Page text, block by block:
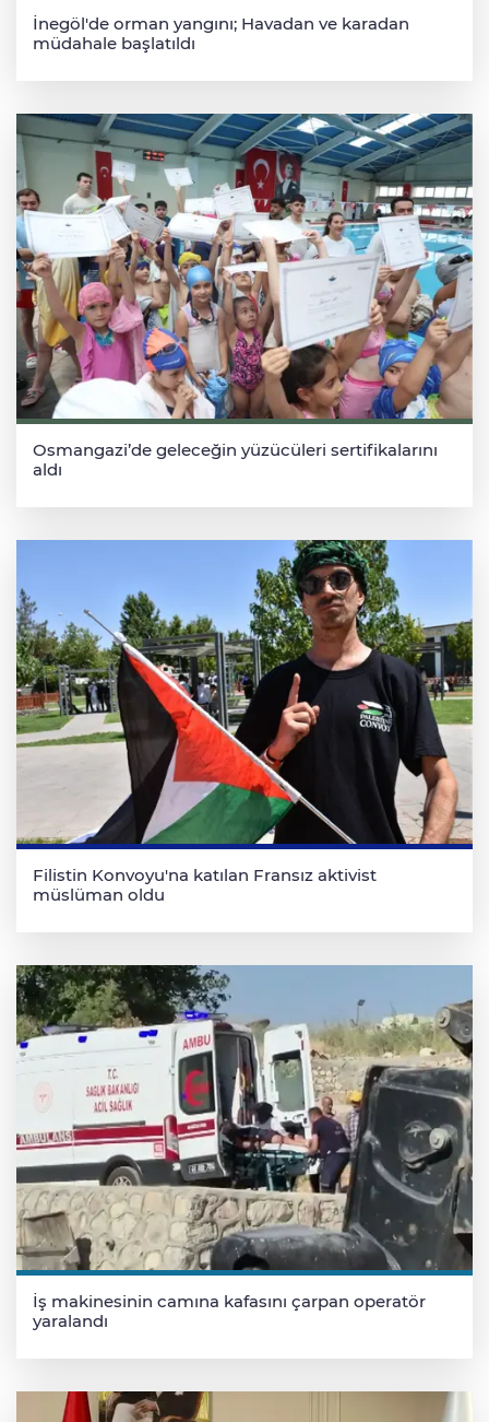
İnegöl'de orman yangını; Havadan ve karadan
müdahale başlatıldı
Osmangazi’de geleceğin yüzücüleri sertifikalarını
aldı
Filistin Konvoyu'na katılan Fransız aktivist
müslüman oldu
İş makinesinin camına kafasını çarpan operatör
yaralandı